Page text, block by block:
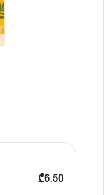
₾6.50